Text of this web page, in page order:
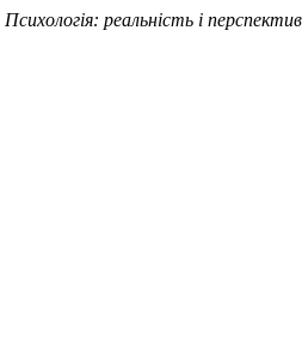
Психологія: реальність і